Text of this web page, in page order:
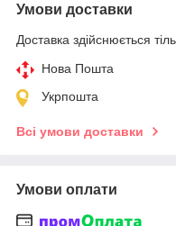
Умови доставки
Доставка здійснюється
Нова Пошта
Укрпошта
Всі умови доставки
Умови оплати